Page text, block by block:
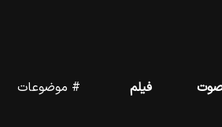
فیلم # موضوعات